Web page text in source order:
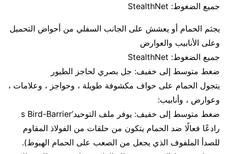
جميع الضغوط: StealthNet
يجثم الحمام أو يعشش على الجانب السفلي من أحواض التحميل
وعلى الأنابيب والعوارض
جميع الضغوط: StealthNet
ضغط متوسط ​​إلى خفيف: جل بصري لحاجز الطيور
يتجول الحمام على حواف مكشوفة طويلة ، وحواجز ، وعلامات ،
وعوارض ، وأنابيب:
ضغط متوسط ​​إلى خفيف: يوفر ملف التوحيد’s Bird-Barrier
رادعًا فعالًا ضد الحمام يتكون من حلقات من الفولاذ المقاوم
للصدأ الملفوف الذي يجعل من الصعب على الحمام الهبوط).